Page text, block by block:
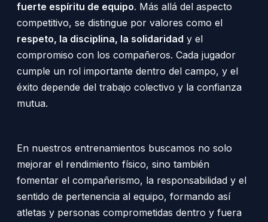
fuerte espíritu de equipo. Más allá del aspecto
competitivo, se distingue por valores como el
respeto, la disciplina, la solidaridad y el
compromiso con los compañeros. Cada jugador
cumple un rol importante dentro del campo, y el
éxito depende del trabajo colectivo y la confianza
mutua.
En nuestros entrenamientos buscamos no solo
mejorar el rendimiento físico, sino también
fomentar el compañerismo, la responsabilidad y el
sentido de pertenencia al equipo, formando así
atletas y personas comprometidas dentro y fuera